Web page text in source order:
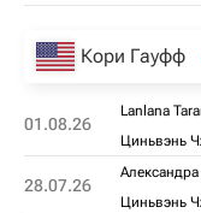
Кори Гауфф
01.08.26
Lanlana
Циньвэнь
28.07.26
Циньвэнь